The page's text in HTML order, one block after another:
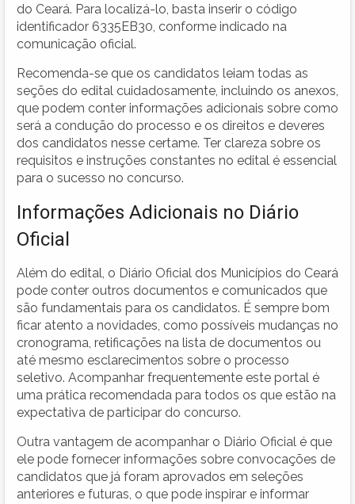
do Ceará. Para localizá-lo, basta inserir o código
identificador 6335EB30, conforme indicado na
comunicação oficial.
Recomenda-se que os candidatos leiam todas as
seções do edital cuidadosamente, incluindo os anexos,
que podem conter informações adicionais sobre como
será a condução do processo e os direitos e deveres
dos candidatos nesse certame. Ter clareza sobre os
requisitos e instruções constantes no edital é essencial
para o sucesso no concurso.
Informações Adicionais no Diário
Oficial
Além do edital, o Diário Oficial dos Municípios do Ceará
pode conter outros documentos e comunicados que
são fundamentais para os candidatos. É sempre bom
ficar atento a novidades, como possíveis mudanças no
cronograma, retificações na lista de documentos ou
até mesmo esclarecimentos sobre o processo
seletivo. Acompanhar frequentemente este portal é
uma prática recomendada para todos os que estão na
expectativa de participar do concurso.
Outra vantagem de acompanhar o Diário Oficial é que
ele pode fornecer informações sobre convocações de
candidatos que já foram aprovados em seleções
anteriores e futuras, o que pode inspirar e informar